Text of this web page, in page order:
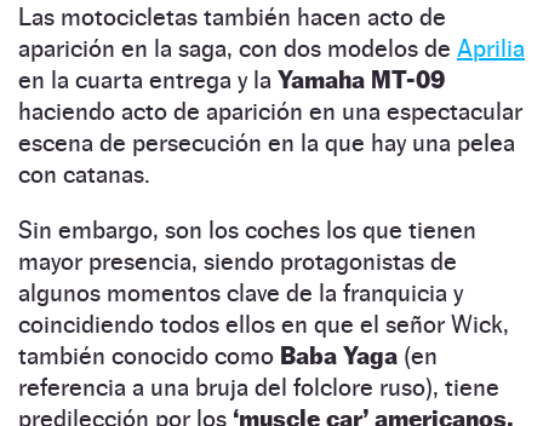
Las motocicletas también hacen acto de
aparición en la saga, con dos modelos de Aprilia
en la cuarta entrega y la Yamaha MT-09
haciendo acto de aparición en una espectacular
escena de persecución en la que hay una pelea
con catanas.
Sin embargo, son los coches los que tienen
mayor presencia, siendo protagonistas de
algunos momentos clave de la franquicia y
coincidiendo todos ellos en que el señor Wick,
también conocido como Baba Yaga (en
referencia a una bruja del folclore ruso), tiene
predilección por los ‘muscle car’ americanos.